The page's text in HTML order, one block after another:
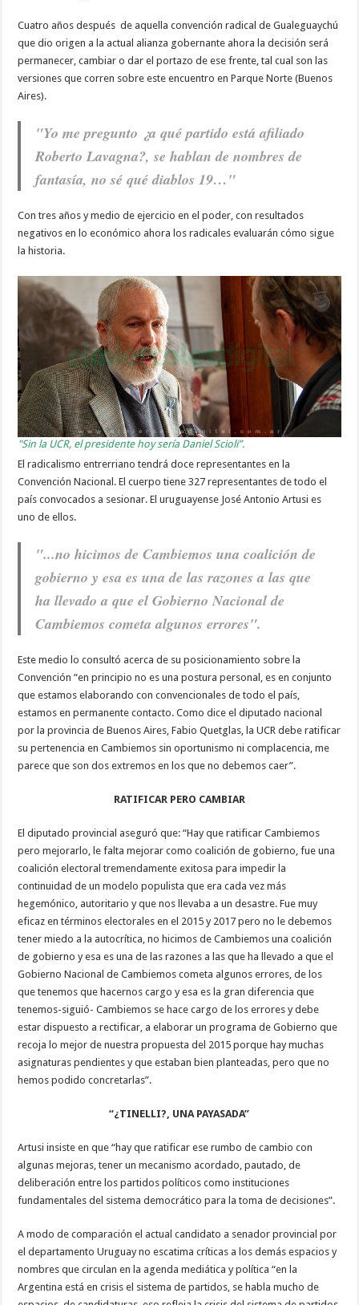
Cuatro años después de aquella convención radical de Gualeguaychú
que dio origen a la actual alianza gobernante ahora la decisión será
permanecer, cambiar o dar el portazo de ese frente, tal cual son las
versiones que corren sobre este encuentro en Parque Norte (Buenos
Aires).
"Yo me pregunto ¿a qué partido está afiliado
Roberto Lavagna?, se hablan de nombres de
fantasía, no sé qué diablos 19…"
Con tres años y medio de ejercicio en el poder, con resultados
negativos en lo económico ahora los radicales evaluarán cómo sigue
la historia.
"Sin la UCR, el presidente hoy sería Daniel Scioli”.
El radicalismo entrerriano tendrá doce representantes en la
Convención Nacional. El cuerpo tiene 327 representantes de todo el
país convocados a sesionar. El uruguayense José Antonio Artusi es
uno de ellos.
"...no hicimos de Cambiemos una coalición de
gobierno y esa es una de las razones a las que
ha llevado a que el Gobierno Nacional de
Cambiemos cometa algunos errores".
Este medio lo consultó acerca de su posicionamiento sobre la
Convención “en principio no es una postura personal, es en conjunto
que estamos elaborando con convencionales de todo el país,
estamos en permanente contacto. Como dice el diputado nacional
por la provincia de Buenos Aires, Fabio Quetglas, la UCR debe ratificar
su pertenencia en Cambiemos sin oportunismo ni complacencia, me
parece que son dos extremos en los que no debemos caer”.
RATIFICAR PERO CAMBIAR
El diputado provincial aseguró que: “Hay que ratificar Cambiemos
pero mejorarlo, le falta mejorar como coalición de gobierno, fue una
coalición electoral tremendamente exitosa para impedir la
continuidad de un modelo populista que era cada vez más
hegemónico, autoritario y que nos llevaba a un desastre. Fue muy
eficaz en términos electorales en el 2015 y 2017 pero no le debemos
tener miedo a la autocrítica, no hicimos de Cambiemos una coalición
de gobierno y esa es una de las razones a las que ha llevado a que el
Gobierno Nacional de Cambiemos cometa algunos errores, de los
que tenemos que hacernos cargo y esa es la gran diferencia que
tenemos-siguió- Cambiemos se hace cargo de los errores y debe
estar dispuesto a rectificar, a elaborar un programa de Gobierno que
recoja lo mejor de nuestra propuesta del 2015 porque hay muchas
asignaturas pendientes y que estaban bien planteadas, pero que no
hemos podido concretarlas”.
“¿TINELLI?, UNA PAYASADA”
Artusi insiste en que “hay que ratificar ese rumbo de cambio con
algunas mejoras, tener un mecanismo acordado, pautado, de
deliberación entre los partidos políticos como instituciones
fundamentales del sistema democrático para la toma de decisiones”.
A modo de comparación el actual candidato a senador provincial por
el departamento Uruguay no escatima críticas a los demás espacios y
nombres que circulan en la agenda mediática y política “en la
Argentina está en crisis el sistema de partidos, se habla mucho de